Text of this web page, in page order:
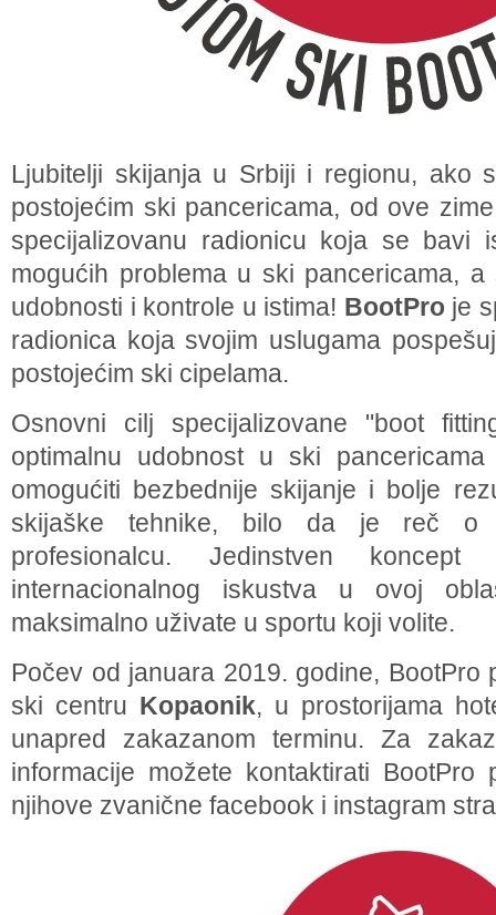
Ljubitelji skijanja u Srbiji i regionu, ako
postojećim ski pancericama, od ove
specijalizovanu radionicu koja se bavi
mogućih problema u ski pancericama,
udobnosti i kontrole u istima! BootProje
radionica koja svojim uslugama
postojećim ski cipelama.
Osnovni cilj specijalizovane "boot
optimalnu udobnost u ski
omogućiti bezbednije skijanje i bolje
skijaške tehnike, bilo da je reč o
profesionalcu. Jedinstven
internacionalnog iskustva u ovoj
maksimalno uživate u sportu koji volite.
Počev od januara 2019. godine, BootPro
ski centru Kopaonik, u prostorijama
unapred zakazanom terminu. Za
informacije možete kontaktirati BootPro
njihove zvanične facebook i instagram